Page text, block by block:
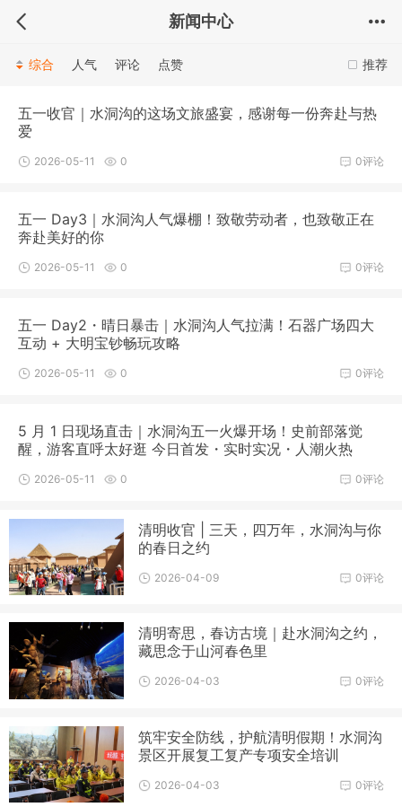
新闻中心
推荐
综合 人气 评论 点赞
五一收官｜水洞沟的这场文旅盛宴，感谢每一份奔赴与热
爱
0评论
2026-05-11 0
五一 Day3｜水洞沟人气爆棚！致敬劳动者，也致敬正在
奔赴美好的你
0评论
2026-05-11 0
五一 Day2・晴日暴击｜水洞沟人气拉满！石器广场四大
互动 + 大明宝钞畅玩攻略
0评论
2026-05-11 0
5 月 1 日现场直击｜水洞沟五一火爆开场！史前部落觉
醒，游客直呼太好逛 今日首发・实时实况・人潮火热
0评论
2026-05-11 0
清明收官 | 三天，四万年，水洞沟与你
的春日之约
0评论
2026-04-09
清明寄思，春访古境｜赴水洞沟之约，
藏思念于山河春色里
0评论
2026-04-03
筑牢安全防线，护航清明假期！水洞沟
景区开展复工复产专项安全培训
0评论
2026-04-03